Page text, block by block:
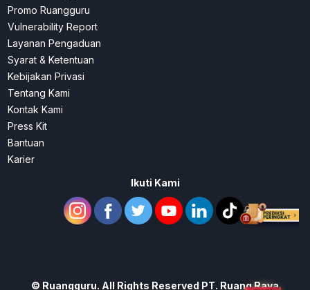
Promo Ruangguru
Vulnerability Report
Layanan Pengaduan
Syarat & Ketentuan
Kebijakan Privasi
Tentang Kami
Kontak Kami
Press Kit
Bantuan
Karier
Ikuti Kami
© Ruangguru. All Rights Reserved PT. Ruang Raya